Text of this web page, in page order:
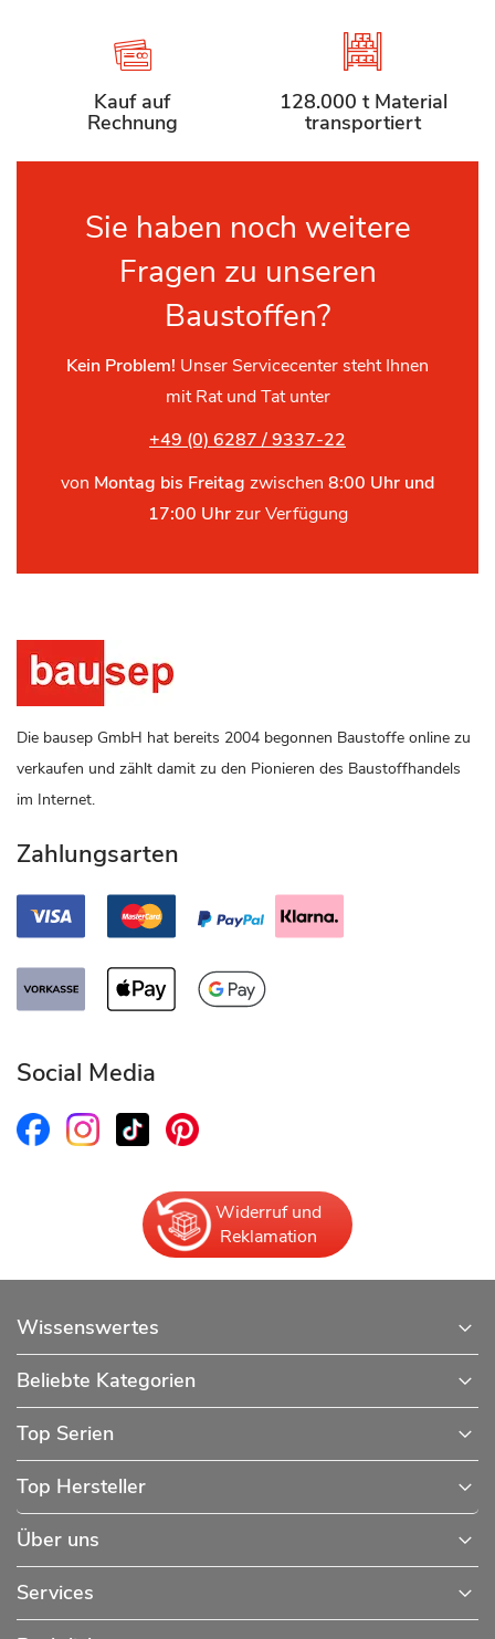
Kauf auf
Rechnung
128.000 t Material
transportiert
Sie haben noch weitere
Fragen zu unseren
Baustoffen?
Kein Problem! Unser Servicecenter steht Ihnen
mit Rat und Tat unter
+49 (0) 6287 / 9337-22
von Montag bis Freitag zwischen 8:00 Uhr und
17:00 Uhrzur Verfügung
Die bausep GmbH hat bereits 2004 begonnen Baustoffe online zu
verkaufen und zählt damit zu den Pionieren des Baustoffhandels
im Internet.
Zahlungsarten
Social Media
Widerruf und
Reklamation
Wissenswertes
Beliebte Kategorien
Top Serien
Top Hersteller
Über uns
Services